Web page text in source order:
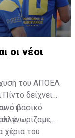
οι νέοι
του ΑΠΟΕΛ
δείχνει
βασικό
ότι
γνωρίζαμε,
χέρια του